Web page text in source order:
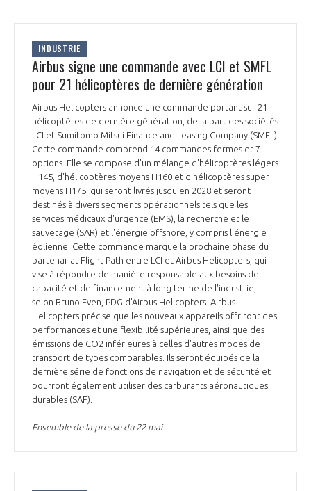
INDUSTRIE
Airbus signe une commande avec LCI et SMFL
pour 21 hélicoptères de dernière génération
Airbus Helicopters annonce une commande portant sur 21
hélicoptères de dernière génération, de la part des sociétés
LCI et Sumitomo Mitsui Finance and Leasing Company (SMFL).
Cette commande comprend 14 commandes fermes et 7
options. Elle se compose d'un mélange d'hélicoptères légers
H145, d'hélicoptères moyens H160 et d'hélicoptères super
moyens H175, qui seront livrés jusqu'en 2028 et seront
destinés à divers segments opérationnels tels que les
services médicaux d'urgence (EMS), la recherche et le
sauvetage (SAR) et l'énergie offshore, y compris l'énergie
éolienne. Cette commande marque la prochaine phase du
partenariat Flight Path entre LCI et Airbus Helicopters, qui
vise à répondre de manière responsable aux besoins de
capacité et de financement à long terme de l'industrie,
selon Bruno Even, PDG d'Airbus Helicopters. Airbus
Helicopters précise que les nouveaux appareils offriront des
performances et une flexibilité supérieures, ainsi que des
émissions de CO2 inférieures à celles d'autres modes de
transport de types comparables. Ils seront équipés de la
dernière série de fonctions de navigation et de sécurité et
pourront également utiliser des carburants aéronautiques
durables (SAF).
Ensemble de la presse du 22 mai